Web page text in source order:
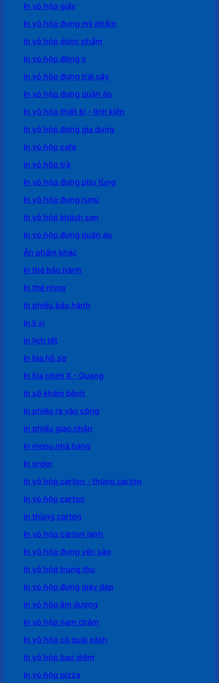
In vỏ hộp giấy
In vỏ hộp đựng mỹ phẩm
In vỏ hộp dược phẩm
In vỏ hộp đông y
In vỏ hộp đựng trái cây
In vỏ hộp đựng quần áo
In vỏ hộp thiết bị - linh kiện
In vỏ hộp đựng gia dụng
In vỏ hộp cafe
In vỏ hôp trà
In vỏ hộp đựng phụ tùng
In vỏ hộp đựng rượu
In vỏ hộp khách sạn
In vỏ hộp đựng quần áo
Ấn phẩm khác
In thẻ bảo hành
In thẻ nhựa
In phiếu bảo hành
In lì xì
In lịch tết
In bìa hồ sơ
In bìa phim X - Quang
In sổ khám bệnh
In phiếu ra vào cổng
In phiếu giao nhận
In menu nhà hàng
In order
In vỏ hộp carton - thùng carton
In vỏ hộp carton
In thùng carton
In vỏ hộp carton lạnh
In vỏ hộp đựng yến sào
In vỏ hộp trung thu
In vỏ hộp đựng giày dép
In vỏ hộp âm dương
In vỏ hộp nam châm
In vỏ hộp có quai xách
In vỏ hộp bao diêm
In vỏ hộp pizza